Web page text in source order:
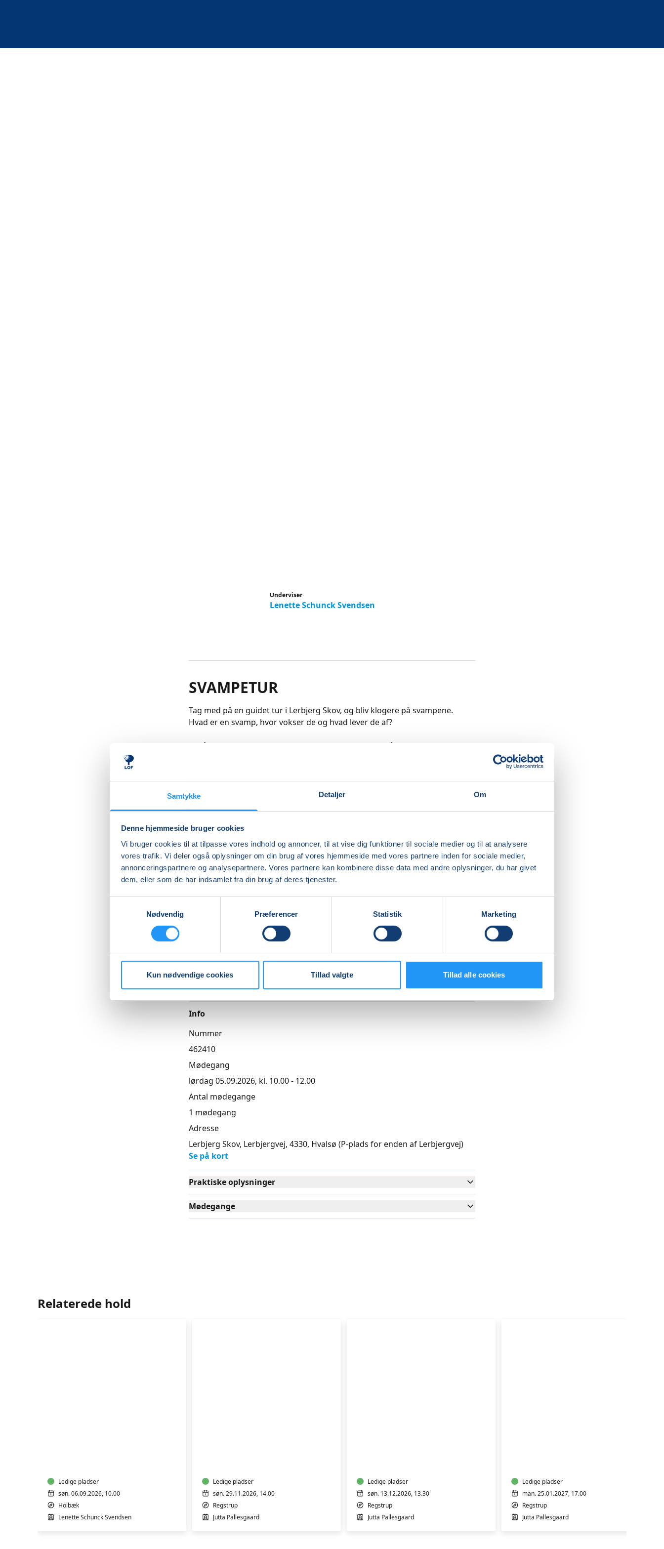
Samtykke Detaljer Om
Denne hjemmeside bruger cookies
Vi bruger cookies til at tilpasse vores indhold og annoncer, til at vise dig funktioner til sociale medier og til at analysere
vores trafik. Vi deler også oplysninger om din brug af vores hjemmeside med vores partnere inden for sociale medier,
annonceringspartnere og analysepartnere. Vores partnere kan kombinere disse data med andre oplysninger, du har givet
dem, eller som de har indsamlet fra din brug af deres tjenester.
Nødvendig
Præferencer Statistik Marketing
Kun nødvendige cookies Tillad valgte Tillad alle cookies
Underviser
Lenette Schunck Svendsen
SVAMPETUR
Tag med på en guidet tur i Lerbjerg Skov, og bliv klogere på svampene.
Hvad er en svamp, hvor vokser de og hvad lever de af?
Vi går en tur i skoven og prøver i fællesskab at finde så mange forskellige
Forhåbentlig finder vi svampe i et væld af farver, former og størrelser. Vi
runder af med at sortere de fundne svampe og at gennemgå kendetegnene
til aftensmaden.
Læs mere
Indlæser frie pladser...
Priser
Almen
DKK 250,00
Info
Nummer
462410
Mødegang
lørdag 05.09.2026, kl. 10.00 - 12.00
Antal mødegange
1 mødegang
Adresse
Lerbjerg Skov, Lerbjergvej, 4330, Hvalsø (P-plads for enden af Lerbjergvej)
Se på kort
Praktiske oplysninger
Mødegange
Relaterede hold
Ledige pladser
søn. 06.09.2026, 10.00
Holbæk
Lenette Schunck Svendsen
Ledige pladser
søn. 29.11.2026, 14.00
Regstrup
Jutta Pallesgaard
Ledige pladser
søn. 13.12.2026, 13.30
Regstrup
Jutta Pallesgaard
Ledige pladser
man. 25.01.2027, 17.00
Regstrup
Jutta Pallesgaard